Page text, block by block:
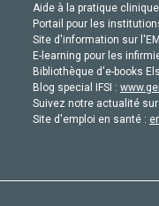
Aide à la pratique
Portail pour les
Site d'information sur
E-learning pour les
Bibliothèque d'e-books
Blog special IFSI :
Suivez notre actualité
Site d'emploi en santé :